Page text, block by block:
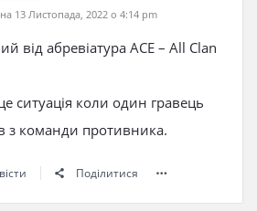
13 Листопада, 2022 о 4:14 pm
від абревіатура ACE – All Clan
ситуація коли один гравець
з команди противника.
Поділитися